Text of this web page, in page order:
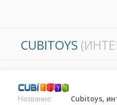
CUBITOYS
Название:
Cubitoys,